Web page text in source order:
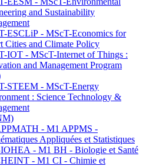
and Sustainability
ESCLiP - MScT-Economics for
Cities and Climate Policy
IOT - MScT-Internet of Things :
and Management Program
STEEM - MScT-Energy
: Science Technology &
- M1 APPMS -
Appliquées et Statistiques
- M1 BH - Biologie et Santé
- M1 CI - Chimie et